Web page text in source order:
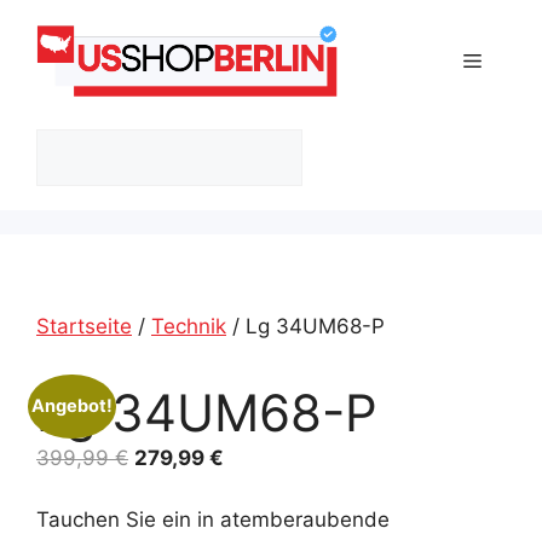
Inhalt
springen
Menü
Startseite / Technik / Lg 34UM68-P
Angebot!
Lg 34UM68-P
399,99€ Ursprünglicher
war:
279,99 €
ist:
Tauchen Sie ein in atemberaubende